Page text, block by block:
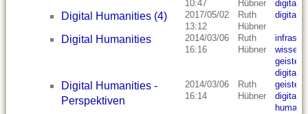
10:47
Hübner
digital
Digital Humanities (4)
2017/05/02
13:12
Ruth
Hübner
digital
Digital Humanities
2014/03/06
16:16
Ruth
Hübner
digital
Digital Humanities -
Perspektiven
2014/03/06
16:14
Ruth
Hübner